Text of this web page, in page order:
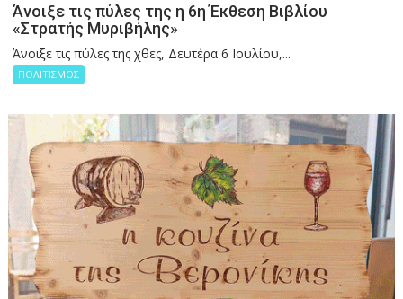
Άνοιξε τις πύλες της η 6η Έκθεση Βιβλίου
«Στρατής Μυριβήλης»
Άνοιξε τις πύλες της χθες, Δευτέρα 6 Ιουλίου,...
ΠΟΛΙΤΙΣΜΟΣ